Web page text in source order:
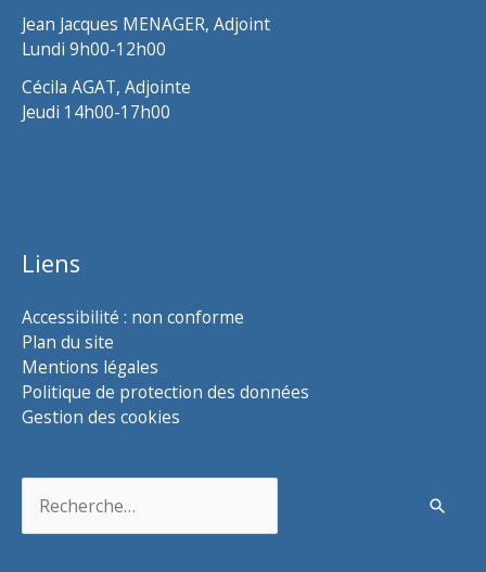
Jean Jacques MENAGER, Adjoint
Lundi 9h00-12h00
Cécila AGAT, Adjointe
Jeudi 14h00-17h00
Liens
Accessibilité : non conforme
Plan du site
Mentions légales
Politique de protection des données
Gestion des cookies